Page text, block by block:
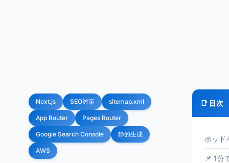
Next.js SEO対策 sitemap.xml
App Router Pages Router
Google Search Console 静的生成
AWS
📑 目次
ポッド
📌 1分